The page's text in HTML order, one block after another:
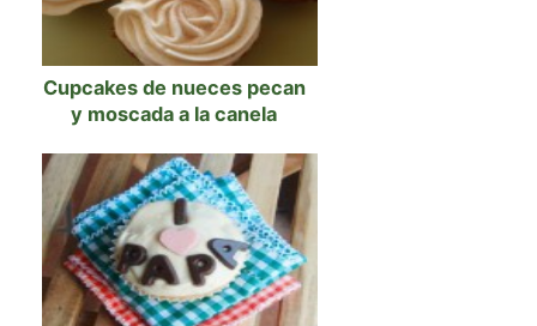
Cupcakes de nueces pecan
y moscada a la canela